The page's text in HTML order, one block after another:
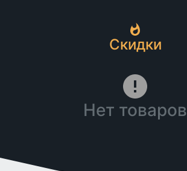
Скидки
Нет товаров